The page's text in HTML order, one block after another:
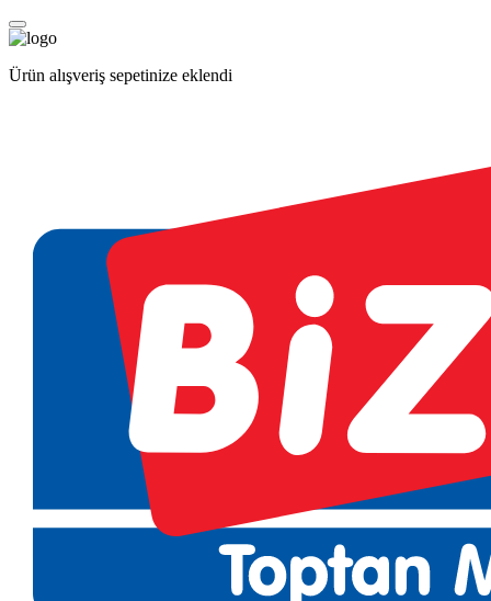
Ürün alışveriş sepetinize eklendi